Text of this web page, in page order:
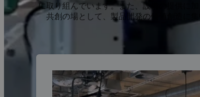
に取り組んでいます。また、設備の提供に
共創の場として、製品開発の価値創造に